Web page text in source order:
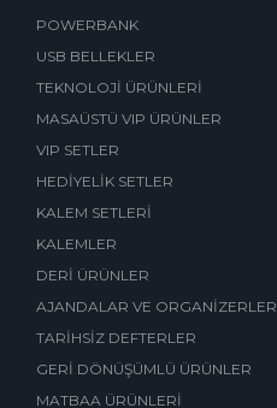
POWERBANK
USB BELLEKLER
TEKNOLOJİ ÜRÜNLERİ
MASAÜSTÜ VIP ÜRÜNLER
VIP SETLER
HEDİYELİK SETLER
KALEM SETLERİ
KALEMLER
DERİ ÜRÜNLER
AJANDALAR VE ORGANİZERLER
TARİHSİZ DEFTERLER
GERİ DÖNÜŞÜMLÜ ÜRÜNLER
MATBAA ÜRÜNLERİ